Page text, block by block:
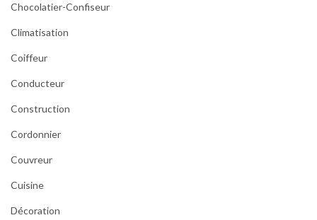
Chocolatier-Confiseur
Climatisation
Coiffeur
Conducteur
Construction
Cordonnier
Couvreur
Cuisine
Décoration